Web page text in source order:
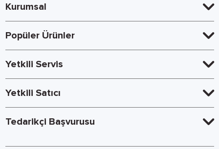
Kurumsal
Popüler Ürünler
Yetkili Servis
Yetkili Satıcı
Tedarikçi Başvurusu